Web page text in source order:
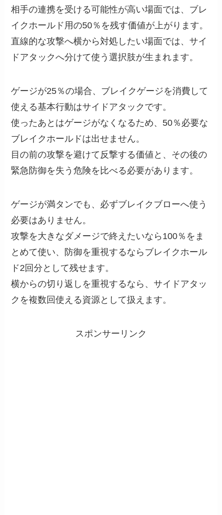
相手の連携を受ける可能性が高い場面では、ブレ
イクホールド用の50％を残す価値が上がります。
直線的な攻撃へ横から対処したい場面では、サイ
ドアタックへ分けて使う選択肢が生まれます。
ゲージが25％の場合、ブレイクゲージを消費して
使える基本行動はサイドアタックです。
使ったあとはゲージがなくなるため、50％必要な
ブレイクホールドは出せません。
目の前の攻撃を避けて反撃する価値と、その後の
緊急防御を失う危険を比べる必要があります。
ゲージが満タンでも、必ずブレイクブローへ使う
必要はありません。
攻撃を大きなダメージで終えたいなら100％をま
とめて使い、防御を重視するならブレイクホール
ド2回分として残せます。
横からの切り返しを重視するなら、サイドアタッ
クを複数回使える資源として扱えます。
スポンサーリンク